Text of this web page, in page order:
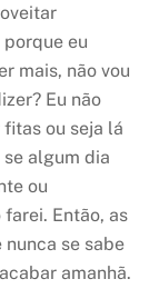
eu
mais, não vou
Eu não
ou seja lá
se algum dia
ou
Então, as
se sabe
amanhã.